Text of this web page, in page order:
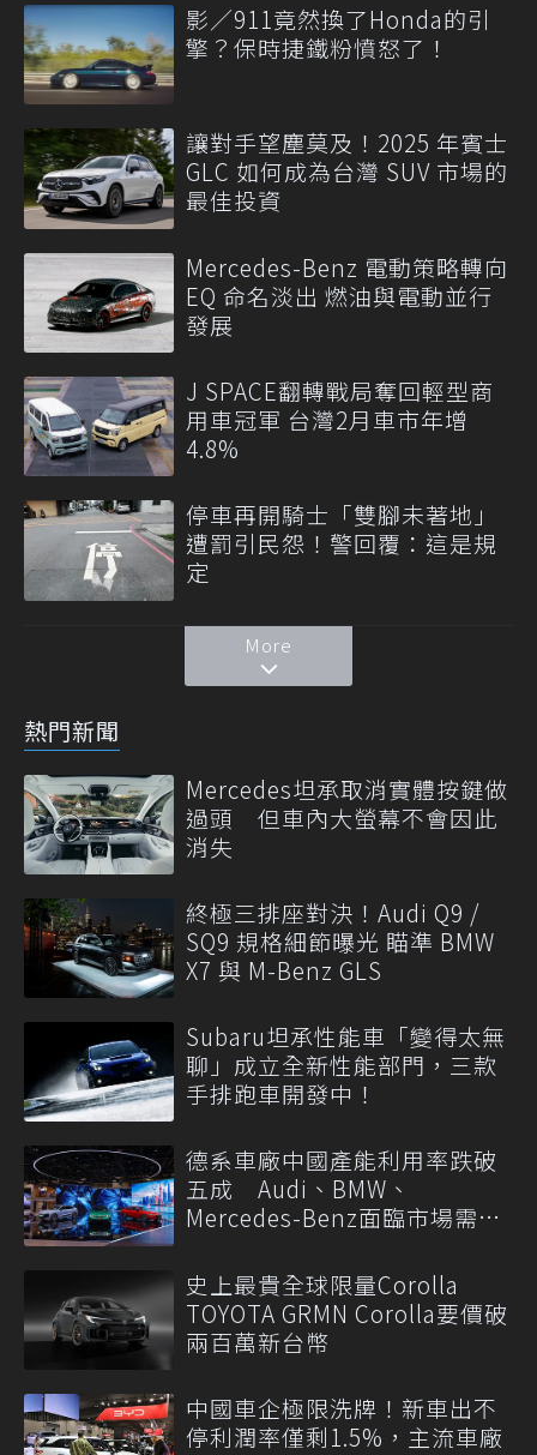
影／911竟然換了Honda的引
擎？保時捷鐵粉憤怒了！
讓對手望塵莫及！2025 年賓士
GLC 如何成為台灣 SUV 市場的
最佳投資
Mercedes-Benz 電動策略轉向
EQ 命名淡出 燃油與電動並行
發展
J SPACE翻轉戰局奪回輕型商
用車冠軍 台灣2月車市年增
4.8%
停車再開騎士「雙腳未著地」
遭罰引民怨！警回覆：這是規
定
More
熱門新聞
Mercedes坦承取消實體按鍵做
過頭 但車內大螢幕不會因此
消失
終極三排座對決！Audi Q9 /
SQ9 規格細節曝光 瞄準 BMW
X7 與 M-Benz GLS
Subaru坦承性能車「變得太無
聊」成立全新性能部門，三款
手排跑車開發中！
德系車廠中國產能利用率跌破
五成 Audi、BMW、
Mercedes-Benz面臨市場需求
史上最貴全球限量Corolla
TOYOTA GRMN Corolla要價破
兩百萬新台幣
中國車企極限洗牌！新車出不
停利潤率僅剩1.5%，主流車廠